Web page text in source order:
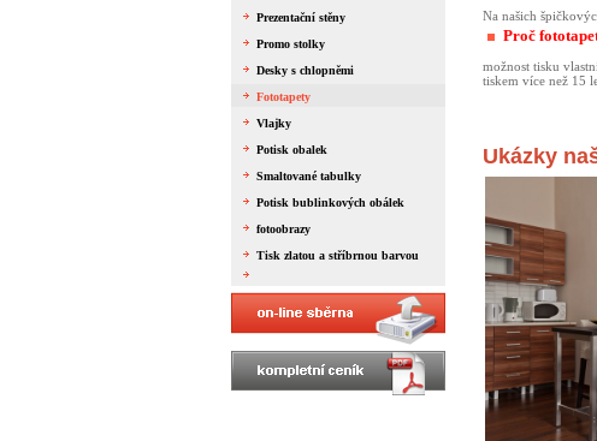
Na našich
Proč
možnost tisku
tiskem více než 15
Ukázky
Prezentační stěny
Promo stolky
Desky s chlopněmi
Fototapety
Vlajky
Potisk obalek
Smaltované tabulky
Potisk bublinkových obálek
fotoobrazy
Tisk zlatou a stříbrnou barvou